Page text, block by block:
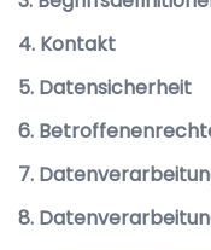
4. Kontakt
5. Datensicherheit
6.
7.
8.